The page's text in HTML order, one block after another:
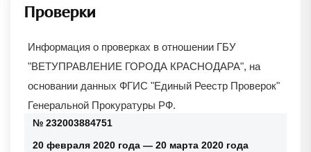
Проверки
Информация о проверках в отношении ГБУ
"ВЕТУПРАВЛЕНИЕ ГОРОДА КРАСНОДАРА", на
основании данных ФГИС "Единый Реестр Проверок"
Генеральной Прокуратуры РФ.
№ 232003884751
20 февраля 2020 года — 20 марта 2020 года